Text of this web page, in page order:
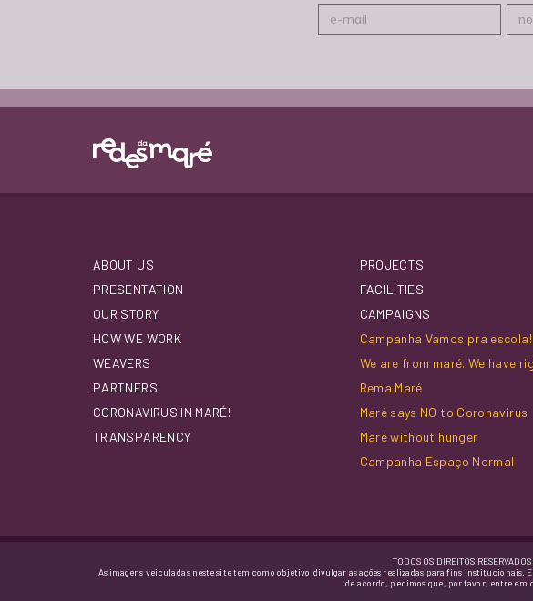
ABOUT US
PRESENTATION
OUR STORY
HOW WE WORK
WEAVERS
PARTNERS
CORONAVIRUS IN MARÉ!
TRANSPARENCY
PROJECTS
FACILITIES
CAMPAIGNS
Campanha Vamos pra escola!
We are from maré. We have
Rema Maré
Maré says NO to Coronavirus
Maré without hunger
Campanha Espaço Normal
TODOS OS DIREITOS
As imagens veiculadas neste site tem como objetivo divulgar as ações realizadas para fins institucionais.
de acordo, pedimos que, por favor, entre em